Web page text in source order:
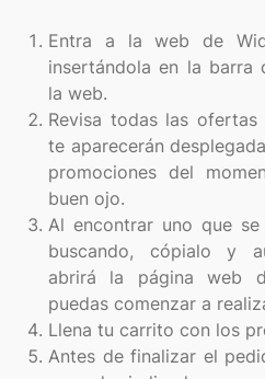
Entra a la web de
insertándola en la barra
la web.
Revisa todas las
te aparecerán
promociones del
buen ojo.
Al encontrar uno que
buscando, cópialo y
abrirá la página web
puedas comenzar a
Llena tu carrito con los
Antes de finalizar el